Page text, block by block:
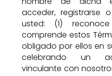
acceder, registrarse
usted: (1)
comprende estos
obligado por ellos en
celebrando un
vinculante con